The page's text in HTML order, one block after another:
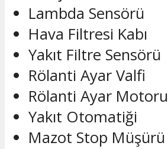
Lambda Sensörü
Hava Filtresi Kabı
Yakıt Filtre Sensörü
Rölanti Ayar Valfi
Rölanti Ayar Motoru
Yakıt Otomatiği
Mazot Stop Müşürü